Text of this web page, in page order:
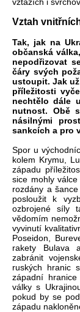
Vztah
Tak, jak na
občanská
nepodřizovat
čáry svých
ustoupit. Jak
příležitosti
nechtělo dále
nutnost. Obě
násilnými
sankcích a pro
Spor u
kolem Krymu,
západu
sice mohly
rozdány a
posloužit k
ozbrojené síly
vědomím
vyvinutí
Poseidon,
rakety Bulava
zabránit
ruských hranic
západní
války s
pokud by se
západu